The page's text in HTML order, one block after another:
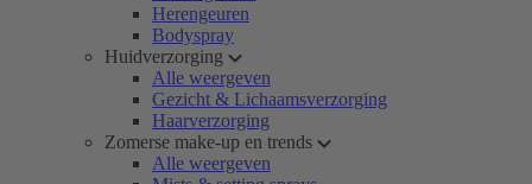
Herengeuren
Bodyspray
Huidverzorging
Alle weergeven
Gezicht & Lichaamsverzorging
Haarverzorging
Zomerse make-up en trends
Alle weergeven